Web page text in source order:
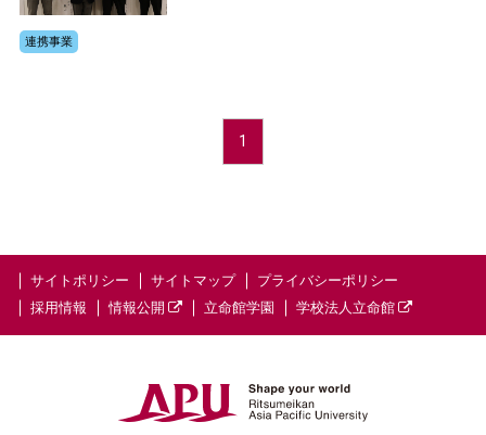
連携事業
1
サイトポリシー サイトマップ
プライバシーポリシー
採用情報
情報公開 立命館学園 学校法人立命館